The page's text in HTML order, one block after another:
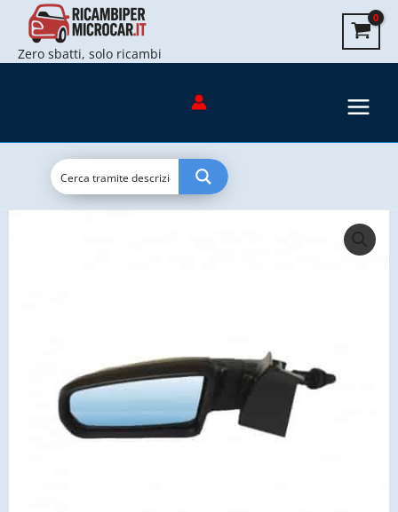
contenuto
Zero sbatti, solo ricambi
Aixam
7Ap142
quantità